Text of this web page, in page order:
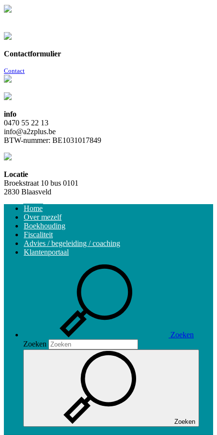
Contactformulier
Contact
info
0470 55 22 13
info@a2zplus.be
BTW-nummer: BE1031017849
Locatie
Broekstraat 10 bus 0101
2830 Blaasveld
Home
Over mezelf
Boekhouding
Fiscaliteit
Advies / begeleiding / coaching
Klantenportaal
Zoeken
Zoeken
Zoeken